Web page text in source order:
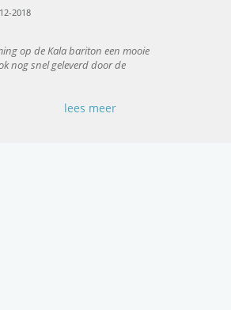
2018
op de Kala bariton een mooie
nog snel geleverd door de
lees meer